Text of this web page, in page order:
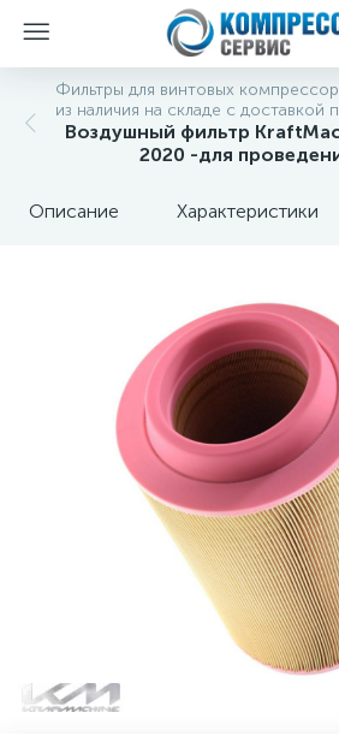
Фильтры для винтовых
из наличия на складе с доставкой
Воздушный фильтр
2020 -для
Описание Характеристики